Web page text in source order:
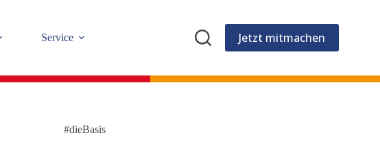
Service Jetzt mitmachen
#dieBasis